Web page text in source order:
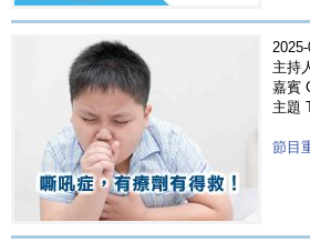
主持
嘉賓
主題
節目